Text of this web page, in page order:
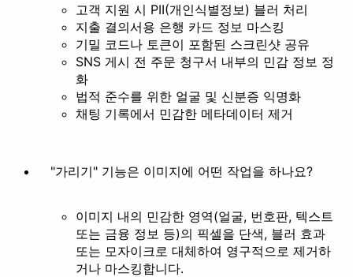
배경 제거
고객 지원 시 PII(개인식별정보) 블러 처리
지출 결의서용 은행 카드 정보 마스킹
기밀 코드나 토큰이 포함된 스크린샷 공유
SNS 게시 전 주문 청구서 내부의 민감 정보 정
화
법적 준수를 위한 얼굴 및 신분증 익명화
채팅 기록에서 민감한 메타데이터 제거
"가리기" 기능은 이미지에 어떤 작업을 하나요?
이미지 내의 민감한 영역(얼굴, 번호판, 텍스트
또는 금융 정보 등)의 픽셀을 단색, 블러 효과
또는 모자이크로 대체하여 영구적으로 제거하
거나 마스킹합니다.